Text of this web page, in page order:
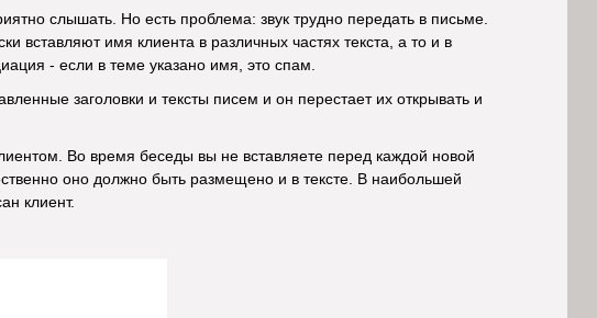
слышать. Но есть проблема: звук трудно передать в письме.
вставляют имя клиента в различных частях текста, а то и в
- если в теме указано имя, это спам.
заголовки и тексты писем и он перестает их открывать и
Во время беседы вы не вставляете перед каждой новой
оно должно быть размещено и в тексте. В наибольшей
клиент.